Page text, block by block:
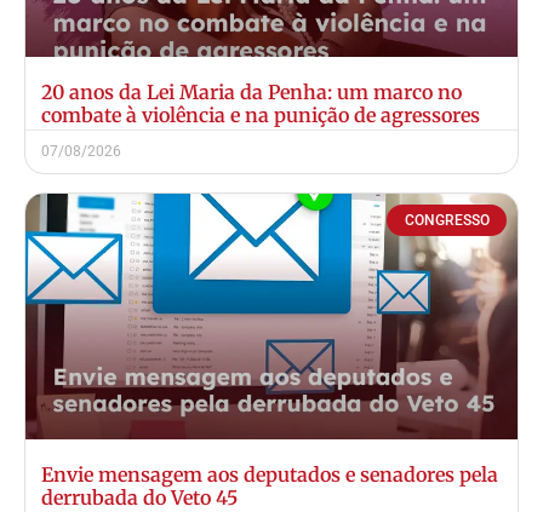
20 anos da Lei Maria da Penha: um marco no
combate à violência e na punição de agressores
07/08/2026
CONGRESSO
Envie mensagem aos deputados e senadores pela
derrubada do Veto 45